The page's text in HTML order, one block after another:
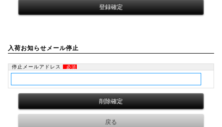
入荷お知らせメール停止
停止メールアドレス 必須